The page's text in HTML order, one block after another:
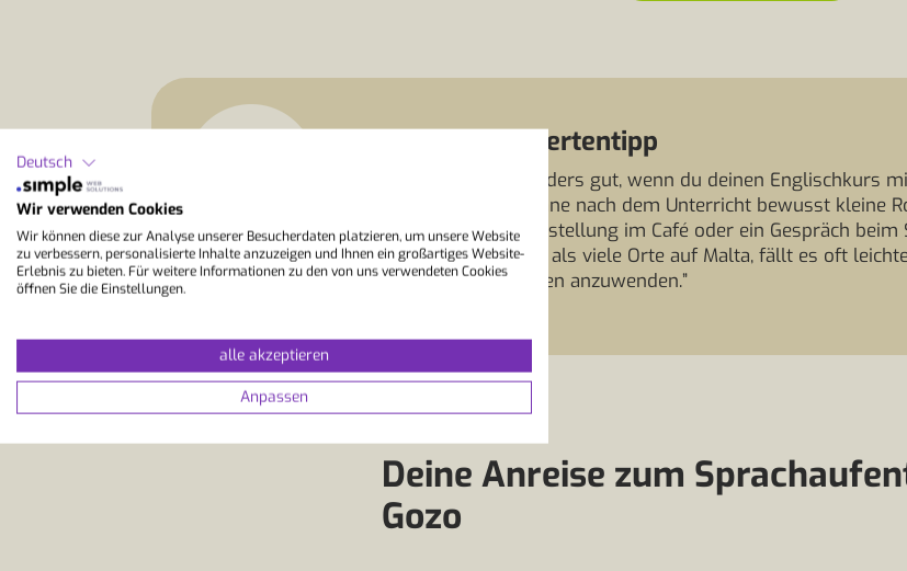
StudyLingua Expertentipp
“Gozo eignet sich besonders gut, wenn du deinen Englischkurs
verbinden möchtest. Plane nach dem Unterricht bewusst kleine
Sonnenterrasse, eine Bestellung im Café oder ein Gespräch
deutlich entspannter ist als viele Orte auf Malta, fällt es oft
kleinen Alltagssituationen anzuwenden.”
Deine Anreise zum
Gozo
Deutsch
Wir verwenden Cookies
Wir können diese zur Analyse unserer Besucherdaten platzieren, um unsere Website
zu verbessern, personalisierte Inhalte anzuzeigen und Ihnen ein großartiges Website-
Erlebnis zu bieten. Für weitere Informationen zu den von uns verwendeten Cookies
öffnen Sie die Einstellungen.
alle akzeptieren
Anpassen